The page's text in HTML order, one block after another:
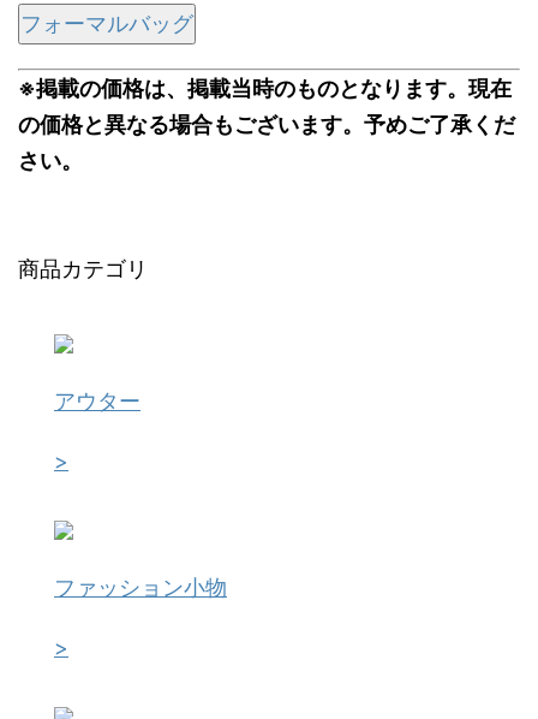
フォーマルバッグ
※掲載の価格は、掲載当時のものとなります。現在
の価格と異なる場合もございます。予めご了承くだ
さい。
商品カテゴリ
アウター
>
ファッション小物
>